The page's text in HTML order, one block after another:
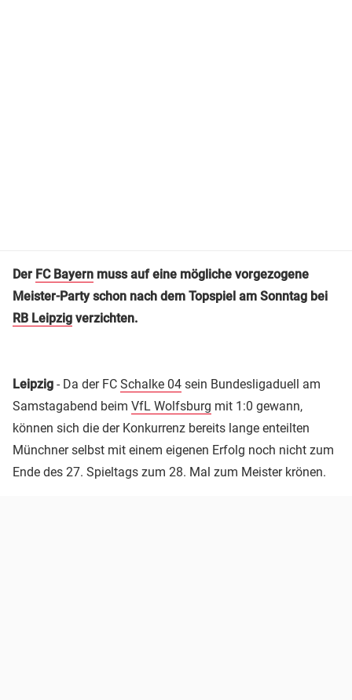
Der FC Bayern muss auf eine mögliche vorgezogene
Meister-Party schon nach dem Topspiel am Sonntag bei
RB Leipzig verzichten.
Leipzig - Da der FC Schalke 04 sein Bundesligaduell am
Samstagabend beim VfL Wolfsburg mit 1:0 gewann,
können sich die der Konkurrenz bereits lange enteilten
Münchner selbst mit einem eigenen Erfolg noch nicht zum
Ende des 27. Spieltags zum 28. Mal zum Meister krönen.